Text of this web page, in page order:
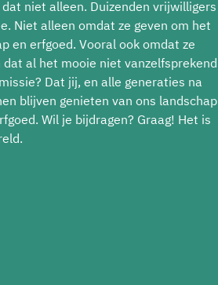
niet alleen. Duizenden vrijwilligers
Niet alleen omdat ze geven om het
en erfgoed. Vooral ook omdat ze
dat al het mooie niet vanzelfsprekend
Dat jij, en alle generaties na
blijven genieten van ons landschap
Wil je bijdragen? Graag! Het is